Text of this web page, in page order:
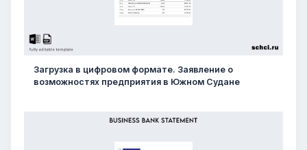
Загрузка в цифровом формате. Заявление о
возможностях предприятия в Южном Судане